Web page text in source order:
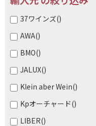
37ワインズ()
AWA()
BMO()
JALUX()
Klein aber Wein()
Kpオーチャード()
LIBER()